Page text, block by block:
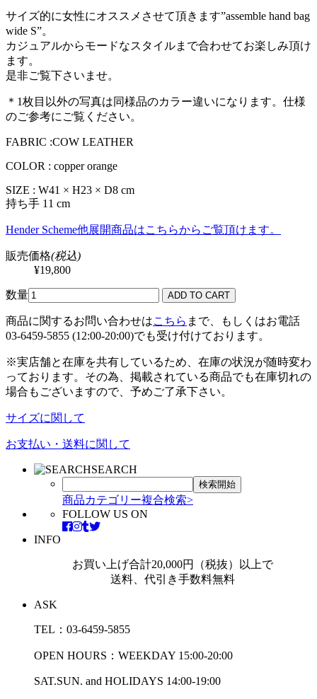
サイズ的に女性にオススメさせて頂きます”assemble hand bag
wide S”。
カジュアルからモードなスタイルまで合わせてお楽しみ頂け
ます。
是非ご覧下さいませ。
＊1枚目以外の写真は同様品のカラー違いになります。仕様
のご参考にご覧ください。
FABRIC :COW LEATHER
COLOR : copper orange
SIZE : W41 × H23 × D8 cm
持ち手 11 cm
Hender Scheme他展開商品はこちらからご覧頂けます。
販売価格(税込)
¥19,800
数量
商品に関するお問い合わせはこちら まで、もしくはお電話
03-6459-5855 (12:00-20:00)でも受け付けております。
※実店舗と在庫を共有しているため、在庫の状況が随時変わ
っております。その為、掲載されている商品でも在庫切れの
場合もございますので、予めご了承下さい。
サイズに関して
お支払い・送料に関して
SEARCH
商品カテゴリー複合検索>
FOLLOW US ON
INFO
お買い上げ合計20,000円（税抜）以上で
送料、代引き手数料無料
ASK
TEL：03-6459-5855
OPEN HOURS：WEEKDAY 15:00-20:00
SAT.SUN. and HOLIDAYS 14:00-19:00